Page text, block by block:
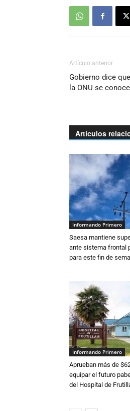
Artículo anterior
Gobierno dice
la ONU se
Artículos
Informando Primero
Saesa mantiene
ante sistema frontal
para este fin de
Informando Primero
Aprueban más de
equipar el futuro
del Hospital de